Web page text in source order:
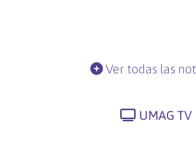
Ver todas las
UMAG TV